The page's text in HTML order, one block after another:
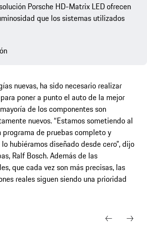
Porsche HD-Matrix LED ofrecen
que los sistemas utilizados
nuevas, ha sido necesario realizar
poner a punto el auto de la mejor
de los componentes son
nuevos. “Estamos sometiendo al
programa de pruebas completo y
hubiéramos diseñado desde cero”, dijo
Ralf Bosch. Además de las
que cada vez son más precisas, las
reales siguen siendo una prioridad